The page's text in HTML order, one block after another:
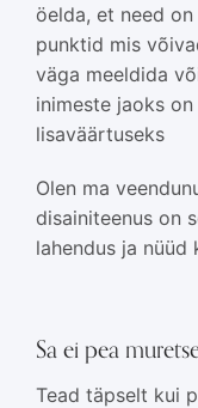
öelda, et need
punktid mis
väga meeldida
inimeste jaoks
lisaväärtuseks
Olen ma
disainiteenus on
lahendus ja nüüd
Sa ei pea
Tead täpselt kui